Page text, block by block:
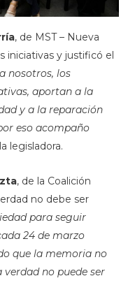
, de MST – Nueva
iniciativas y justificó el
nosotros, los
aportan a la
y a la reparación
eso acompaño
legisladora.
, de la Coalición
no debe ser
para seguir
24 de marzo
que la memoria no
no puede ser